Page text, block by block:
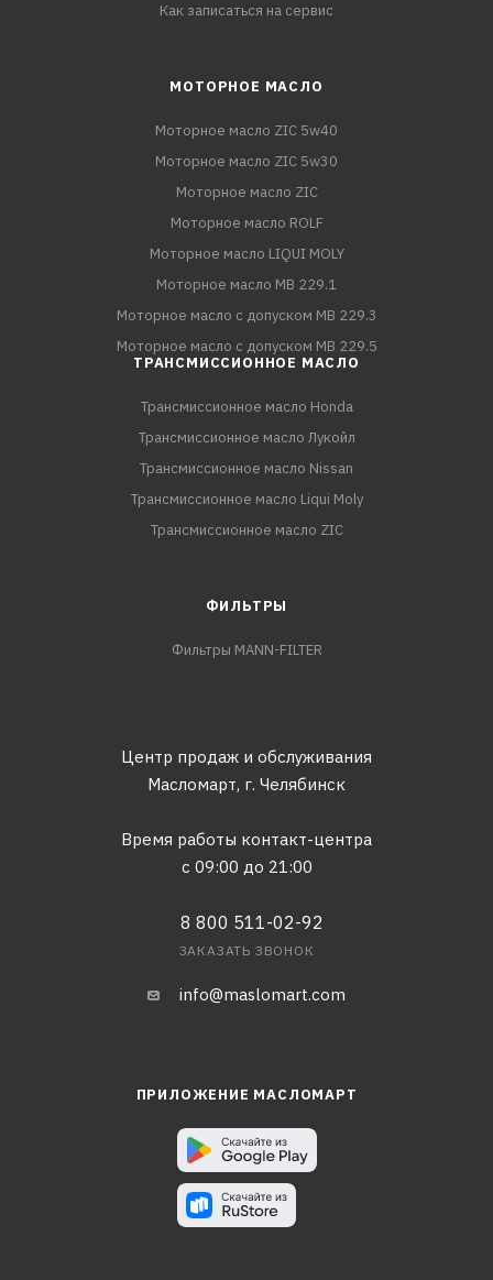
Как записаться на сервис
МОТОРНОЕ МАСЛО
Моторное масло ZIC 5w40
Моторное масло ZIC 5w30
Моторное масло ZIC
Моторное масло ROLF
Моторное масло LIQUI MOLY
Моторное масло MB 229.1
Моторное масло с допуском MB 229.3
Моторное масло с допуском MB 229.5
ТРАНСМИССИОННОЕ МАСЛО
Трансмиссионное масло Honda
Трансмиссионное масло Лукойл
Трансмиссионное масло Nissan
Трансмиссионное масло Liqui Moly
Трансмиссионное масло ZIC
ФИЛЬТРЫ
Фильтры MANN-FILTER
Центр продаж и обслуживания
Масломарт, г. Челябинск
Время работы контакт-центра
с 09:00 до 21:00
8 800 511-02-92
ЗАКАЗАТЬ ЗВОНОК
info@maslomart.com
ПРИЛОЖЕНИЕ МАСЛОМАРТ